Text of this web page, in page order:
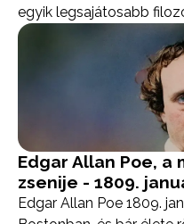
egyik legsajátosabb
Edgar Allan Poe,
zsenije - 1809.
Edgar Allan Poe 1809.